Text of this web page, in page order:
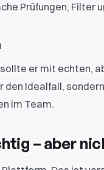
Prüfungen, Filter
er mit echten,
Idealfall,
im Team.
– aber